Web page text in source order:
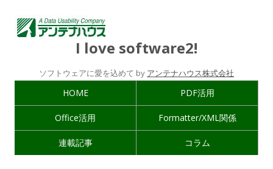
I love software2!
ソフトウェアに愛を込めて by アンテナハウス株式会社
HOME PDF活用
Office活用 Formatter/XML関係
連載記事 コラム